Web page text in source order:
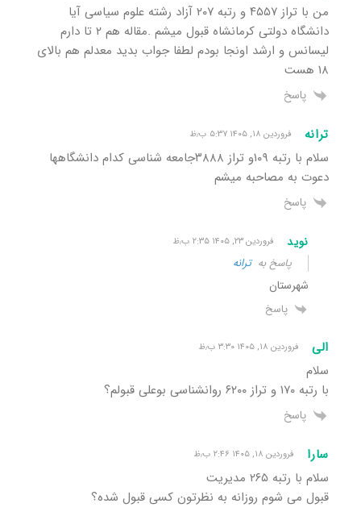
من با تراز ۴۵۵۷ و رتبه ۲۰۷ آزاد رشته علوم سیاسی آیا
دانشگاه دولتی کرمانشاه قبول میشم .مقاله هم ۲ تا دارم
لیسانس و ارشد اونجا بودم لطفا جواب بدید معدلم هم بالای
۱۸ هست
پاسخ
ترانه فروردین ۱۸, ۱۴۰۵ ۵:۳۷ ب٫ظ
سلام با رتبه ۱۰۹و تراز ۳۸۸۸جامعه شناسی کدام دانشگاهها
دعوت به مصاحبه میشم
پاسخ
نوید فروردین ۲۳, ۱۴۰۵ ۲:۳۵ ب٫ظ
پاسخ بهترانه
شهرستان
پاسخ
الی فروردین ۱۸, ۱۴۰۵ ۳:۳۰ ب٫ظ
سلام
با رتبه ۱۷۰ و تراز ۶۲۰۰ روانشناسی بوعلی قبولم؟
پاسخ
سارا فروردین ۱۸, ۱۴۰۵ ۲:۴۶ ب٫ظ
سلام با رتبه ۲۶۵ مدیریت
قبول می شوم روزانه به نظرتون کسی قبول شده؟